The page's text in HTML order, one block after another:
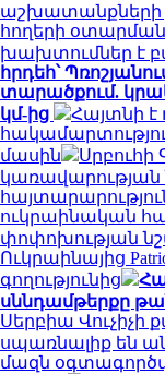
աշխատանքների
հողերի
խախտումներ է
հրդեհ՝
տարածքում.
կմ-ից
Հայտնի է
մասին
Սրբուհի
կառավարության
ուկրաինական
փոփոխության
Ուկրաինայից
գողությունից
սննդամթերքը
Սերբիա
սպառնալիք են
մազն